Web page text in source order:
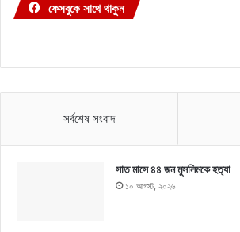
ফেসবুকে সাথে থাকুন
সর্বশেষ সংবাদ
সাত মাসে ৪৪ জন মুসলিমকে হত্যা
১০ আগস্ট, ২০২৬